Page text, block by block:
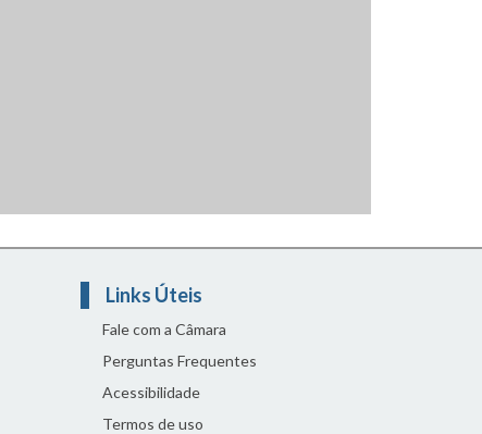
Links Úteis
Fale com a Câmara
Perguntas Frequentes
Acessibilidade
Termos de uso